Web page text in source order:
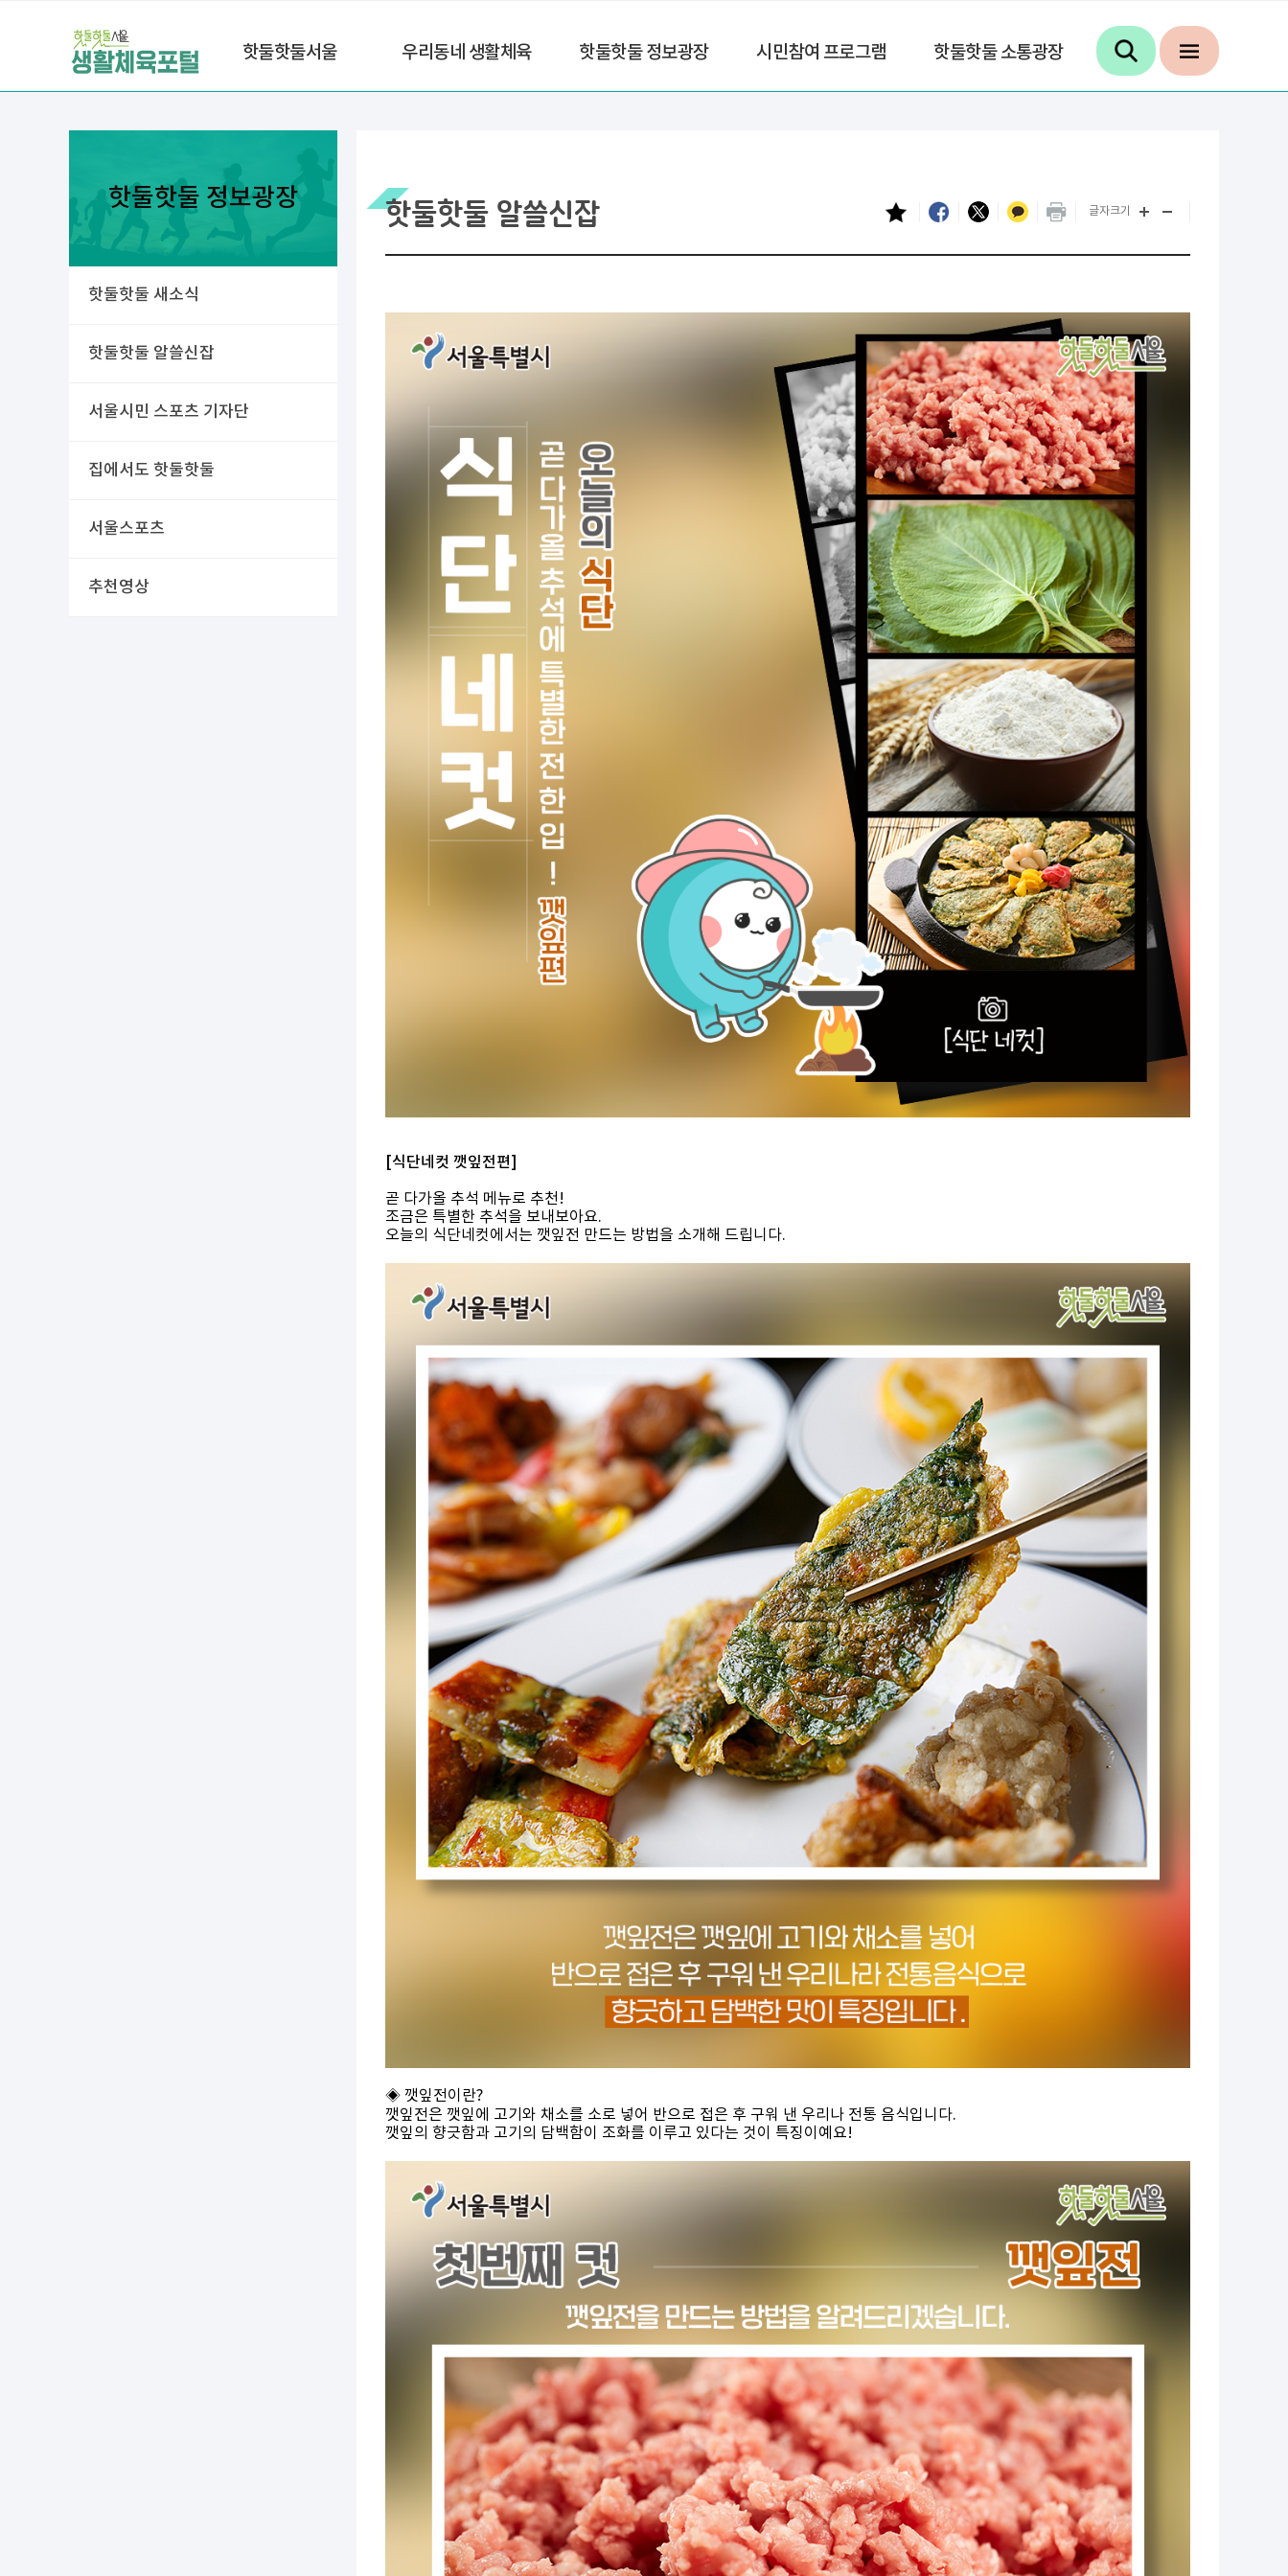
핫둘핫둘서울 우리동네 생활체육 핫둘핫둘 정보광장 시민참여 프로그램 핫둘핫둘 소통광장
핫둘핫둘 정보광장
핫둘핫둘 새소식
핫둘핫둘 알쓸신잡
서울시민 스포츠 기자단
집에서도 핫둘핫둘
서울스포츠
추천영상
핫둘핫둘 알쓸신잡 글자크기
[식단네컷 깻잎전편]
곧 다가올 추석 메뉴로 추천!
조금은 특별한 추석을 보내보아요.
오늘의 식단네컷에서는​ 깻잎전 만드는 방법을 소개해 드립니다.
◈ 깻잎전이란?
깻잎전은 깻잎에 고기와 채소를 소로 넣어 반으로 접은 후 구워 낸 우리나 전통 음식입니다.
깻잎의 향긋함과 고기의 담백함이 조화를 이루고 있다는 것이 특징이예요!